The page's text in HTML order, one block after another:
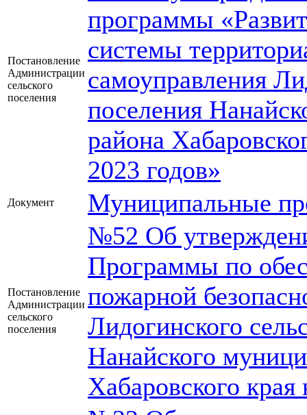
Постановление
Администрации
сельского
поселения
программы
системы
самоуправления
поселения
района
2023 годов»
Документ Муниципальные
Постановление
Администрации
сельского
поселения
№52 Об
Программы по
пожарной
Лидогинского
Нанайского
Хабаровского края